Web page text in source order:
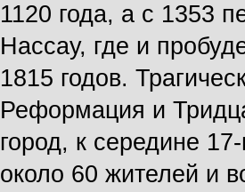
1120 года, а с 1353
Нассау, где и
1815 годов.
Реформация и
город, к середине
около 60 жителей и